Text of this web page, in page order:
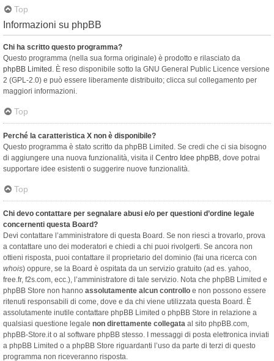
Top
Informazioni su phpBB
Chi ha scritto questo programma?
Questo programma (nella sua forma originale) è prodotto e rilasciato da
phpBB Limited . È reso disponibile sotto la GNU General Public Licence versione
2 (GPL-2.0) e può essere liberamente distribuito; clicca sul collegamento per
maggiori informazioni.
Top
Perché la caratteristica X non è disponibile?
Questo programma è stato scritto da phpBB Limited. Se credi che ci sia bisogno
di aggiungere una nuova funzionalità, visita il Centro Idee phpBB, dove potrai
supportare idee esistenti o suggerire nuove funzionalità.
Top
Chi devo contattare per segnalare abusi e/o per questioni d’ordine legale
concernenti questa Board?
Devi contattare l’amministratore di questa Board. Se non riesci a trovarlo, prova
a contattare uno dei moderatori e chiedi a chi puoi rivolgerti. Se ancora non
ottieni risposta, puoi contattare il proprietario del dominio (fai una ricerca con
whois) oppure, se la Board è ospitata da un servizio gratuito (ad es. yahoo,
free.fr, f2s.com, ecc.), l’amministratore di tale servizio. Nota che phpBB Limited e
phpBB Store non hanno assolutamente alcun controllo e non possono essere
ritenuti responsabili di come, dove e da chi viene utilizzata questa Board. È
assolutamente inutile contattare phpBB Limited o phpBB Store in relazione a
qualsiasi questione legale non direttamente collegata al sito phpBB.com,
phpBB-Store.it o al software phpBB stesso. I messaggi di posta elettronica inviati
a phpBB Limited o a phpBB Store riguardanti l’uso da parte di terzi di questo
programma non riceveranno risposta.